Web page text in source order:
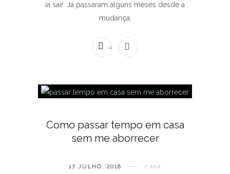
ia sair. Já passaram alguns meses desde a
mudança,
4 COMENTÁRIOS
Como passar tempo em casa
sem me aborrecer
17 JULHO, 2018 CASA